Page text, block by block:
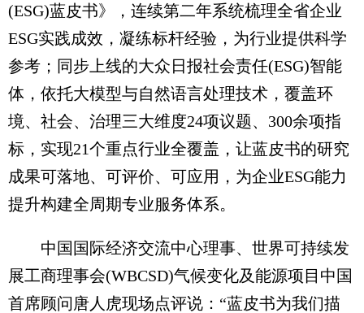
(ESG)蓝皮书》，连续第二年系统梳理全省企业
ESG实践成效，凝练标杆经验，为行业提供科学
参考；同步上线的大众日报社会责任(ESG)智能
体，依托大模型与自然语言处理技术，覆盖环
境、社会、治理三大维度24项议题、300余项指
标，实现21个重点行业全覆盖，让蓝皮书的研究
成果可落地、可评价、可应用，为企业ESG能力
提升构建全周期专业服务体系。
中国国际经济交流中心理事、世界可持续发
展工商理事会(WBCSD)气候变化及能源项目中国
首席顾问唐人虎现场点评说：“蓝皮书为我们描